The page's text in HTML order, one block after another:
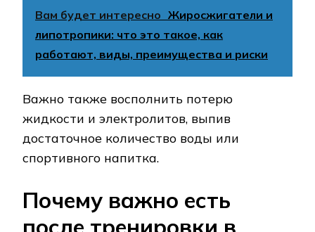
Вам будет интересно Жиросжигатели и
липотропики: что это такое, как
работают, виды, преимущества и риски
Важно также восполнить потерю
жидкости и электролитов, выпив
достаточное количество воды или
спортивного напитка.
Почему важно есть